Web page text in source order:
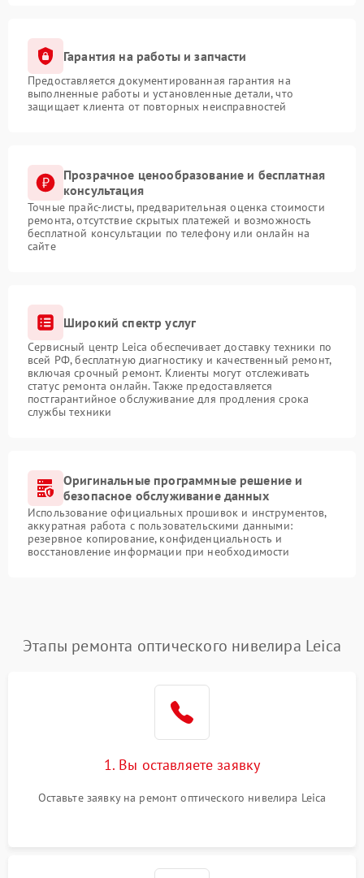
Гарантия на работы и запчасти
Предоставляется документированная гарантия на
выполненные работы и установленные детали, что
защищает клиента от повторных неисправностей
Прозрачное ценообразование и бесплатная
консультация
Точные прайс-листы, предварительная оценка стоимости
ремонта, отсутствие скрытых платежей и возможность
бесплатной консультации по телефону или онлайн на
сайте
Широкий спектр услуг
Сервисный центр Leica обеспечивает доставку техники по
всей РФ, бесплатную диагностику и качественный ремонт,
включая срочный ремонт. Клиенты могут отслеживать
статус ремонта онлайн. Также предоставляется
постгарантийное обслуживание для продления срока
службы техники
Оригинальные программные решение и
безопасное обслуживание данных
Использование официальных прошивок и инструментов,
аккуратная работа с пользовательскими данными:
резервное копирование, конфиденциальность и
восстановление информации при необходимости
Этапы ремонта оптического нивелира Leica
1. Вы оставляете заявку
Оставьте заявку на ремонт оптического нивелира Leica